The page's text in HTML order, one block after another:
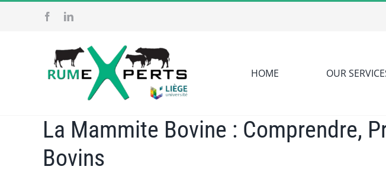
HOME OUR
La Mammite Bovine : Comprendre,
Bovins